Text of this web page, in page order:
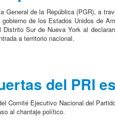
General de la República (PGR), a
gobierno de los Estados Unidos de
Distrito Sur de Nueva York al
a territorio nacional.
del PRI
Comité Ejecutivo Nacional del
al chantaje político.